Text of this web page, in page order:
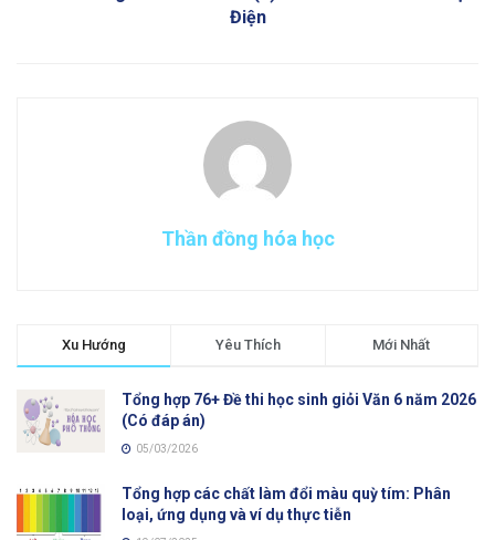
Điện
Thần đồng hóa học
Xu Hướng Yêu Thích Mới Nhất
Tổng hợp 76+ Đề thi học sinh giỏi Văn 6 năm 2026
(Có đáp án)
05/03/2026
Tổng hợp các chất làm đổi màu quỳ tím: Phân
loại, ứng dụng và ví dụ thực tiễn